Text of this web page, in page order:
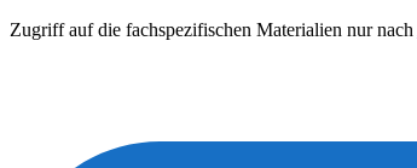
Zugriff auf die fachspezifischen Materialien nur nach